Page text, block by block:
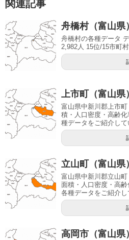
関連記事
舟橋村（富山県
舟橋村の各種データ
2,982人 15位/15市町
上市町（富山
富山県中新川郡上市
積・人口密度・高齢
種データをご紹介して
立山町（富山県
富山県中新川郡立山
面積・人口密度・高
各種データをご紹介し
高岡市（富山県